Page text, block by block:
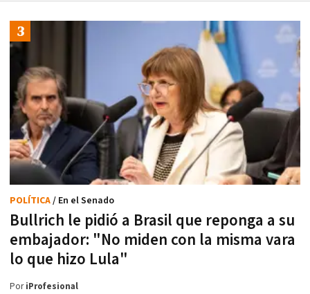
Bullrich le pidió a Brasil que reponga a su
embajador: "No miden con la misma vara
lo que hizo Lula"
POLÍTICA/ En el Senado
PoriProfesional